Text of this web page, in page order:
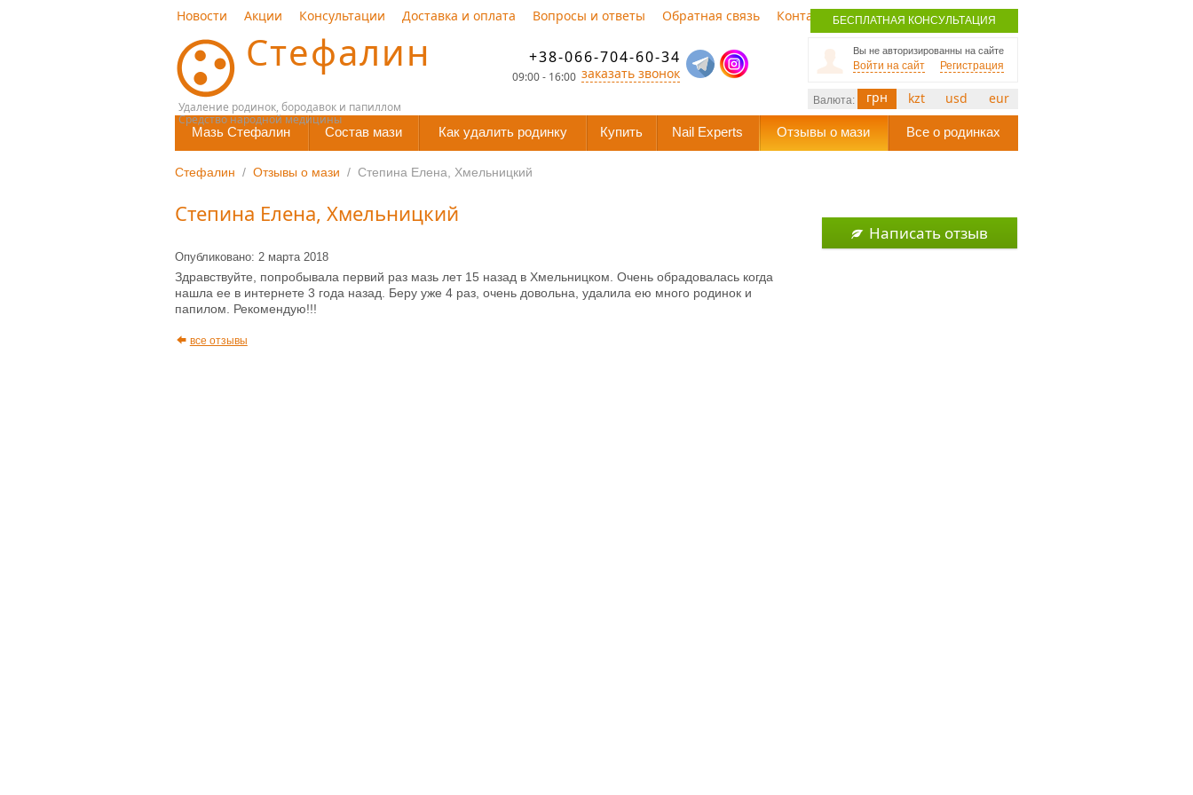
Стефалин
Удаление родинок, бородавок и папиллом
Средство народной медицины
БЕСПЛАТНАЯ КОНСУЛЬТАЦИЯ
Вы не авторизированны на сайте
Войти на сайт Регистрация
+38-066-704-60-34
09:00 - 16:00 заказать звонок
Валюта: грн kzt usd eur
Новости Акции Консультации Доставка и оплата Вопросы и ответы Обратная связь Контакты
Мазь Стефалин Состав мази Как удалить родинку Купить Nail Experts Отзывы о мази Все о родинках
Стефалин / Отзывы о мази / Степина Елена, Хмельницкий
Степина Елена, Хмельницкий
Опубликовано: 2 марта 2018
Здравствуйте, попробывала первий раз мазь лет 15 назад в Хмельницком. Очень обрадовалась когда
нашла ее в интернете 3 года назад. Беру уже 4 раз, очень довольна, удалила ею много родинок и
папилом. Рекомендую!!!
все отзывы
Написать отзыв